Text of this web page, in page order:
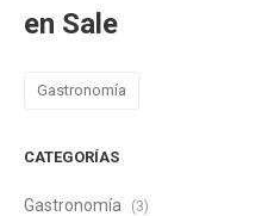
en Sale
Gastronomía
CATEGORÍAS
Gastronomía (3)